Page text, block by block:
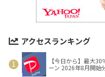
アクセスランキング
【今日から】最大
ーン 2026年8月開始